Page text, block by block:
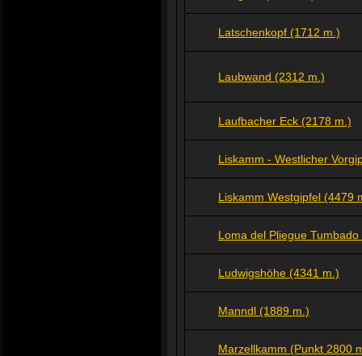
Latschenkopf (1712 m.)
Laubwand (2312 m.)
Laufbacher Eck (2178 m.)
Liskamm - Westlicher
Liskamm Westgipfel (4479
Loma del Pliegue
Ludwigshöhe (4341 m.)
Manndl (1889 m.)
Marzellkamm (Punkt 2800